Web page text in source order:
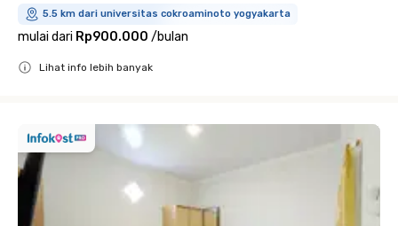
5.5 km dari universitas cokroaminoto yogyakarta
mulai dari Rp900.000 /bulan
Lihat info lebih banyak